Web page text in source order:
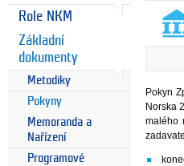
Role NKM
Základní
dokumenty
Metodiky
Pokyny
Memoranda a
Nařízení
Programové
Pokyn
Norska
malého